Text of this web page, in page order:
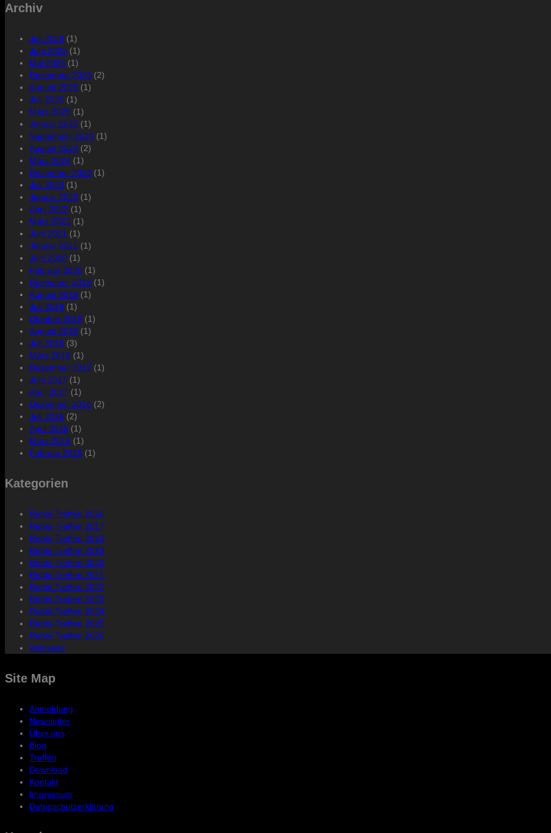
Archiv
Juli 2026 (1)
Juni 2026 (1)
Mai 2026 (1)
Dezember 2025 (2)
August 2025 (1)
Juli 2025 (1)
März 2025 (1)
Januar 2025 (1)
September 2024 (1)
August 2024 (2)
März 2024 (1)
Dezember 2023 (1)
Juli 2023 (1)
Januar 2023 (1)
April 2022 (1)
März 2022 (1)
Juni 2021 (1)
Januar 2021 (1)
Juni 2020 (1)
Februar 2020 (1)
Dezember 2019 (1)
August 2019 (1)
Juli 2019 (1)
Oktober 2018 (1)
August 2018 (1)
Juli 2018 (3)
März 2018 (1)
Dezember 2017 (1)
Juni 2017 (1)
April 2017 (1)
Dezember 2016 (2)
Juli 2016 (2)
April 2016 (1)
März 2016 (1)
Februar 2016 (1)
Kategorien
Rebbi-Treffen 2016
Rebbi-Treffen 2017
Rebbi-Treffen 2018
Rebbi-Treffen 2019
Rebbi-Treffen 2020
Rebbi-Treffen 2021
Rebbi-Treffen 2022
Rebbi-Treffen 2023
Rebbi-Treffen 2024
Rebbi-Treffen 2025
Rebbi-Treffen 2026
Webseite
Site Map
Anmeldung
Newsletter
Über uns
Blog
Treffen
Download
Kontakt
Impressum
Datenschutzerklärung